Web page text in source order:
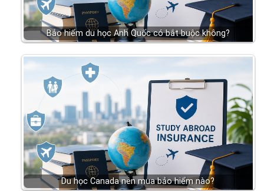
Bảo hiểm du học Anh Quốc có bắt buộc không?
Du học Canada nên mua bảo hiểm nào?